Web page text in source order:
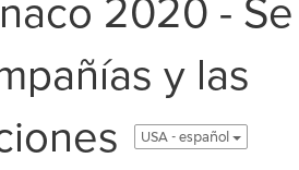
y las
USA - español